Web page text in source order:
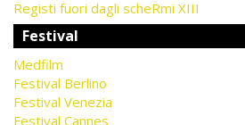
Registi fuori dagli scheRmi XIII
Festival
Medfilm
Festival Berlino
Festival Venezia
Festival Cannes